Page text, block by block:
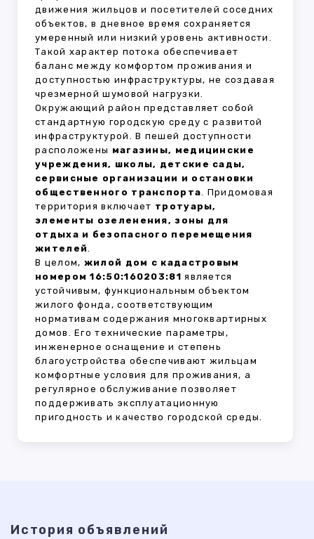
движения жильцов и посетителей соседних
объектов, в дневное время сохраняется
умеренный или низкий уровень активности.
Такой характер потока обеспечивает
баланс между комфортом проживания и
доступностью инфраструктуры, не создавая
чрезмерной шумовой нагрузки.
Окружающий район представляет собой
стандартную городскую среду с развитой
инфраструктурой. В пешей доступности
расположены магазины, медицинские
учреждения, школы, детские сады,
сервисные организации и остановки
общественного транспорта. Придомовая
территория включает тротуары,
элементы озеленения, зоны для
отдыха и безопасного перемещения
жителей.
В целом, жилой дом с кадастровым
номером 16:50:160203:81 является
устойчивым, функциональным объектом
жилого фонда, соответствующим
нормативам содержания многоквартирных
домов. Его технические параметры,
инженерное оснащение и степень
благоустройства обеспечивают жильцам
комфортные условия для проживания, а
регулярное обслуживание позволяет
поддерживать эксплуатационную
пригодность и качество городской среды.
История объявлений